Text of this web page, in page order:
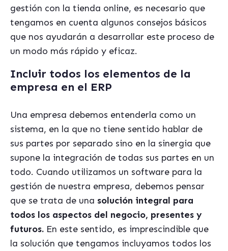
gestión con la tienda online, es necesario que
tengamos en cuenta algunos consejos básicos
que nos ayudarán a desarrollar este proceso de
un modo más rápido y eficaz.
Incluir todos los elementos de la
empresa en el ERP
Una empresa debemos entenderla como un
sistema, en la que no tiene sentido hablar de
sus partes por separado sino en la sinergia que
supone la integración de todas sus partes en un
todo. Cuando utilizamos un software para la
gestión de nuestra empresa, debemos pensar
que se trata de una solución integral para
todos los aspectos del negocio, presentes y
futuros. En este sentido, es imprescindible que
la solución que tengamos incluyamos todos los